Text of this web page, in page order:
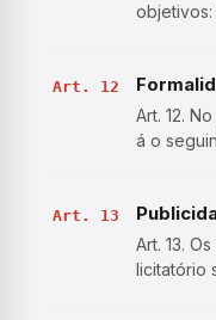
refere ao
Art. 12
Art. 12.
á o
os
Art. 13
Art. 13.
licitatório